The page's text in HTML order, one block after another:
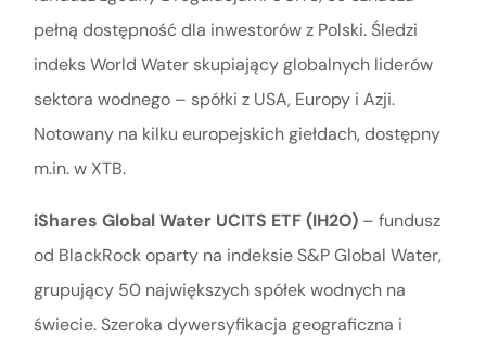
pełną dostępność dla inwestorów z Polski. Śledzi
indeks World Water skupiający globalnych liderów
sektora wodnego – spółki z USA, Europy i Azji.
Notowany na kilku europejskich giełdach, dostępny
m.in. w XTB.
iShares Global Water UCITS ETF (IH2O)– fundusz
od BlackRock oparty na indeksie S&P Global Water,
grupujący 50 największych spółek wodnych na
świecie. Szeroka dywersyfikacja geograficzna i